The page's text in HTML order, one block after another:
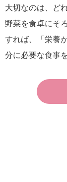
大切なのは、ど
野菜を食卓にそ
すれば、「栄養
分に必要な食事